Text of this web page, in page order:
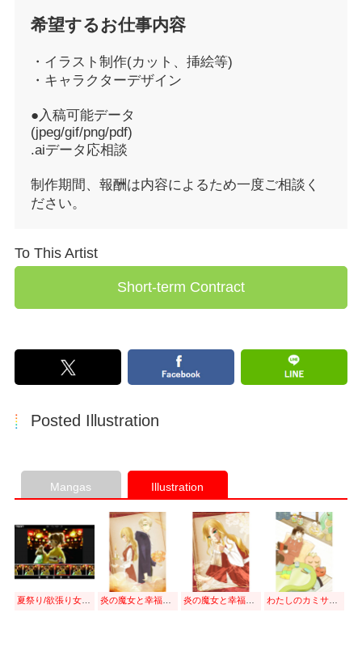
希望するお仕事内容
・イラスト制作(カット、挿絵等)
・キャラクターデザイン
●入稿可能データ
(jpeg/gif/png/pdf)
.aiデータ応相談
制作期間、報酬は内容によるため一度ご相談く
ださい。
To This Artist
Posted Illustration
Mangas Illustration
夏祭り/欲張り女子(movie) 炎の魔女と幸福な人① 炎の魔女と幸福な人② わたしのカミサマの言うことは。①